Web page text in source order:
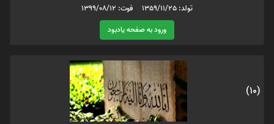
تولد: 1359/11/25 فوت: 1399/08/12
ورود به صفحه یادبود
(10)